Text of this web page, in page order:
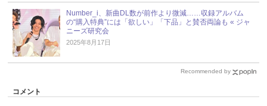
Number_i、新曲DL数が前作より微減……収録アルバム
の“購入特典”には「欲しい」「下品」と賛否両論も « ジャ
ニーズ研究会
2025年8月17日
Recommended by
コメント